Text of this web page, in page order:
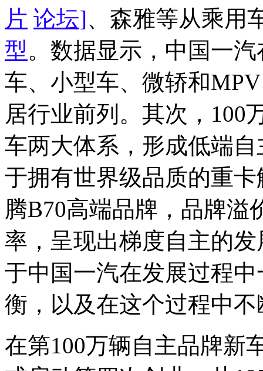
片 论坛]、森雅等从乘用
型。数据显示，中国一
车、小型车、微轿和
居行业前列。其次，100
车两大体系，形成低端
于拥有世界级品质的重
腾B70高端品牌，品牌溢
率，呈现出梯度自主的
于中国一汽在发展过程
衡，以及在这个过程中
在第100万辆自主品牌新